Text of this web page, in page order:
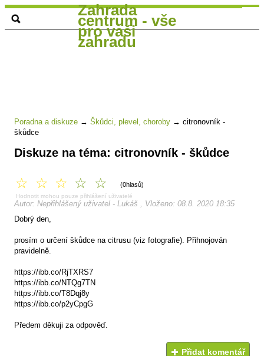
Zahrada
centrum - vše
pro vaši
zahradu
Poradna a diskuze → Škůdci, plevel, choroby → citronovník -
škůdce
Diskuze na téma: citronovník - škůdce
☆
☆
☆
☆
☆ (0hlasů)
Hodnotit mohou pouze přihlášení uživatelé
Autor: Nepřihlášený uživatel - Lukáš , Vloženo: 08.8. 2020 18:35
Dobrý den,
prosím o určení škůdce na citrusu (viz fotografie). Přihnojován
pravidelně.
https://ibb.co/RjTXRS7
https://ibb.co/NTQg7TN
https://ibb.co/T8Dqj8y
https://ibb.co/p2yCpgG
Předem děkuji za odpověď.
Přidat komentář